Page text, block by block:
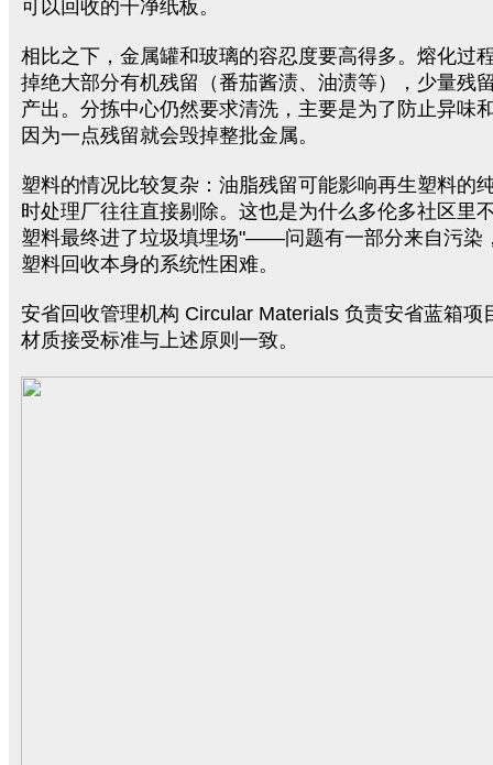
可以回收的干净纸板。
相比之下，金属罐和玻璃的容忍度要高得多。熔化过
掉绝大部分有机残留（番茄酱渍、油渍等），少量残
产出。分拣中心仍然要求清洗，主要是为了防止异味
因为一点残留就会毁掉整批金属。
塑料的情况比较复杂：油脂残留可能影响再生塑料的
时处理厂往往直接剔除。这也是为什么多伦多社区里
塑料最终进了垃圾填埋场"——问题有一部分来自污染
塑料回收本身的系统性困难。
安省回收管理机构 Circular Materials 负责安省蓝箱项
材质接受标准与上述原则一致。